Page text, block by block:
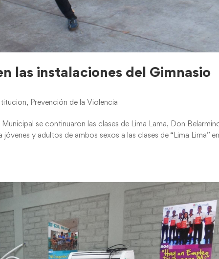
las instalaciones del Gimnasio
, Prevención de la Violencia
se continuaron las clases de Lima Lama, Don
y adultos de ambos sexos a las clases de “Lima Lima”